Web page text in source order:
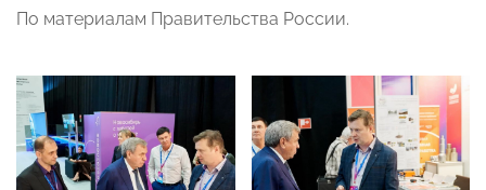
По материалам Правительства России.